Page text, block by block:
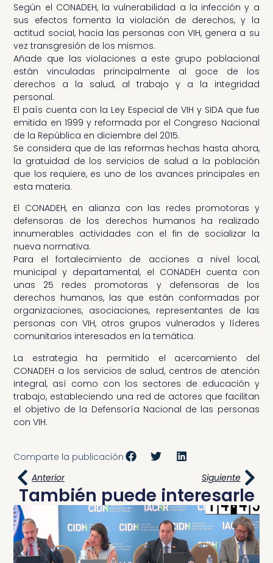
Según el CONADEH, la vulnerabilidad a la infección y a
sus efectos fomenta la violación de derechos, y la
actitud social, hacia las personas con VIH, genera a su
vez transgresión de los mismos.
Añade que las violaciones a este grupo poblacional
están vinculadas principalmente al goce de los
derechos a la salud, al trabajo y a la integridad
personal.
El país cuenta con la Ley Especial de VIH y SIDA que fue
emitida en 1999 y reformada por el Congreso Nacional
de la República en diciembre del 2015.
Se considera que de las reformas hechas hasta ahora,
la gratuidad de los servicios de salud a la población
que los requiere, es uno de los avances principales en
esta materia.
El CONADEH, en alianza con las redes promotoras y
defensoras de los derechos humanos ha realizado
innumerables actividades con el fin de socializar la
nueva normativa.
Para el fortalecimiento de acciones a nivel local,
municipal y departamental, el CONADEH cuenta con
unas 25 redes promotoras y defensoras de los
derechos humanos, las que están conformadas por
organizaciones, asociaciones, representantes de las
personas con VIH, otros grupos vulnerados y líderes
comunitarios interesados en la temática.
La estrategia ha permitido el acercamiento del
CONADEH a los servicios de salud, centros de atención
integral, así como con los sectores de educación y
trabajo, estableciendo una red de actores que facilitan
el objetivo de la Defensoría Nacional de las personas
con VIH.
Comparte la publicación
Anterior
Siguiente
También puede interesarle